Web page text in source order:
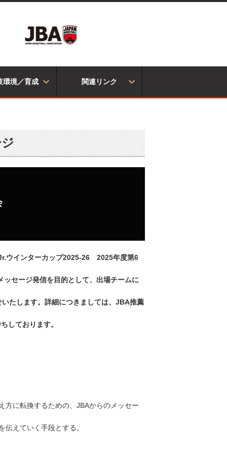
環境／育成 関連リンク
ウインターカップ2025-26 2025年度第6
セージ発信を目的として、出場チームに
たします。詳細につきましては、JBA推薦
しております。
に転換するための、JBAからのメッセー
えていく手段とする。